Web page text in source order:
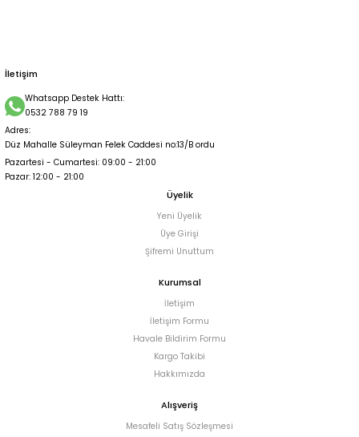
İletişim
Whatsapp Destek Hattı:
0532 788 79 19
Adres:
Düz Mahalle Süleyman Felek Caddesi no:13/B ordu
Pazartesi - Cumartesi: 09:00 - 21:00
Pazar: 12:00 - 21:00
Üyelik
Yeni Üyelik
Üye Girişi
Şifremi Unuttum
Kurumsal
İletişim
İletişim Formu
Havale Bildirim Formu
Kargo Takibi
Hakkımızda
Alışveriş
Mesafeli Satış Sözleşmesi